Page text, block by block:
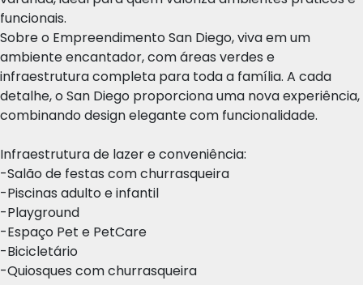
funcionais.
Sobre o Empreendimento San Diego, viva em um
ambiente encantador, com áreas verdes e
infraestrutura completa para toda a família. A cada
detalhe, o San Diego proporciona uma nova experiência,
combinando design elegante com funcionalidade.
Infraestrutura de lazer e conveniência:
-Salão de festas com churrasqueira
-Piscinas adulto e infantil
-Playground
-Espaço Pet e PetCare
-Bicicletário
-Quiosques com churrasqueira